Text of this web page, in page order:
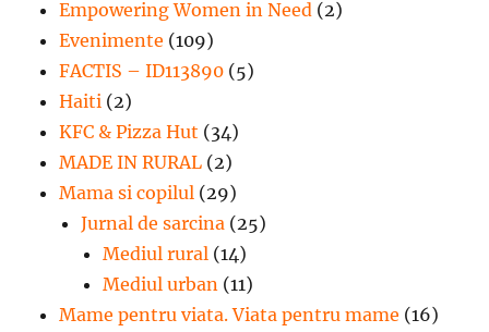
Empowering Women in Need (2)
Evenimente (109)
FACTIS – ID113890 (5)
Haiti (2)
KFC & Pizza Hut (34)
MADE IN RURAL (2)
Mama si copilul (29)
Jurnal de sarcina (25)
Mediul rural (14)
Mediul urban (11)
Mame pentru viata. Viata pentru mame (16)